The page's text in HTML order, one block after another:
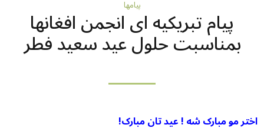
پيامها
پیام تبریکیه ای انجمن افغانها
بمناسبت حلول عید سعید فطر
!اختر مو مبارک شه ! عيد تان مبارک